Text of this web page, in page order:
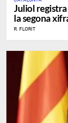
Juliol
la segona
R. FLORIT